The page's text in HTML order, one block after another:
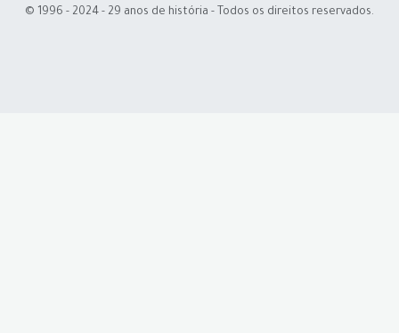
© 1996 - 2024 - 29 anos de história - Todos os direitos reservados.